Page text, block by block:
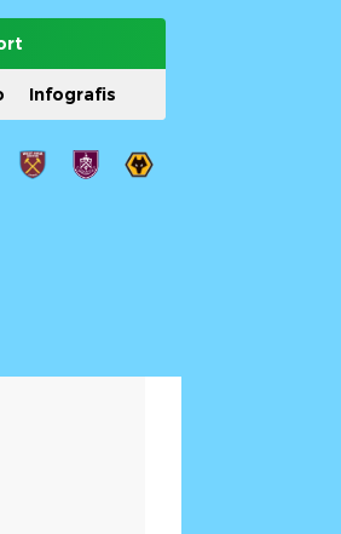
Infografis